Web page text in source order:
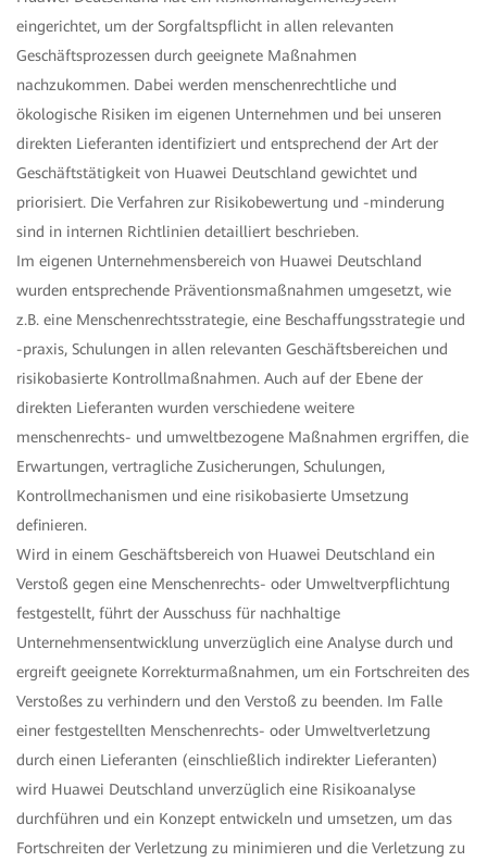
eingerichtet, um der Sorgfaltspflicht in allen relevanten
Geschäftsprozessen durch geeignete Maßnahmen
nachzukommen. Dabei werden menschenrechtliche und
ökologische Risiken im eigenen Unternehmen und bei unseren
direkten Lieferanten identifiziert und entsprechend der Art der
Geschäftstätigkeit von Huawei Deutschland gewichtet und
priorisiert. Die Verfahren zur Risikobewertung und -minderung
sind in internen Richtlinien detailliert beschrieben.
Im eigenen Unternehmensbereich von Huawei Deutschland
wurden entsprechende Präventionsmaßnahmen umgesetzt, wie
z.B. eine Menschenrechtsstrategie, eine Beschaffungsstrategie und
-praxis, Schulungen in allen relevanten Geschäftsbereichen und
risikobasierte Kontrollmaßnahmen. Auch auf der Ebene der
direkten Lieferanten wurden verschiedene weitere
menschenrechts- und umweltbezogene Maßnahmen ergriffen, die
Erwartungen, vertragliche Zusicherungen, Schulungen,
Kontrollmechanismen und eine risikobasierte Umsetzung
definieren.
Wird in einem Geschäftsbereich von Huawei Deutschland ein
Verstoß gegen eine Menschenrechts- oder Umweltverpflichtung
festgestellt, führt der Ausschuss für nachhaltige
Unternehmensentwicklung unverzüglich eine Analyse durch und
ergreift geeignete Korrekturmaßnahmen, um ein Fortschreiten des
Verstoßes zu verhindern und den Verstoß zu beenden. Im Falle
einer festgestellten Menschenrechts- oder Umweltverletzung
durch einen Lieferanten (einschließlich indirekter Lieferanten)
wird Huawei Deutschland unverzüglich eine Risikoanalyse
durchführen und ein Konzept entwickeln und umsetzen, um das
Fortschreiten der Verletzung zu minimieren und die Verletzung zu